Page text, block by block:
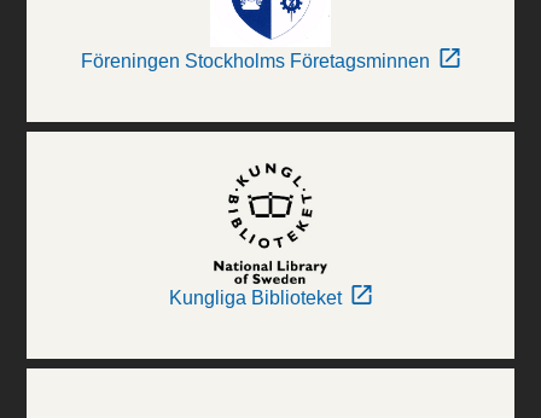
Föreningen Stockholms Företagsminnen
Kungliga Biblioteket